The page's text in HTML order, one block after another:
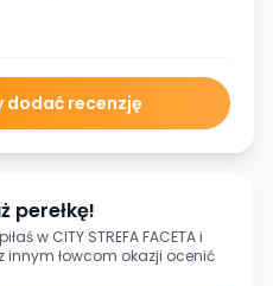
dodać recenzję
perełkę!
w CITY STREFA FACETAi
innym łowcom okazji ocenić